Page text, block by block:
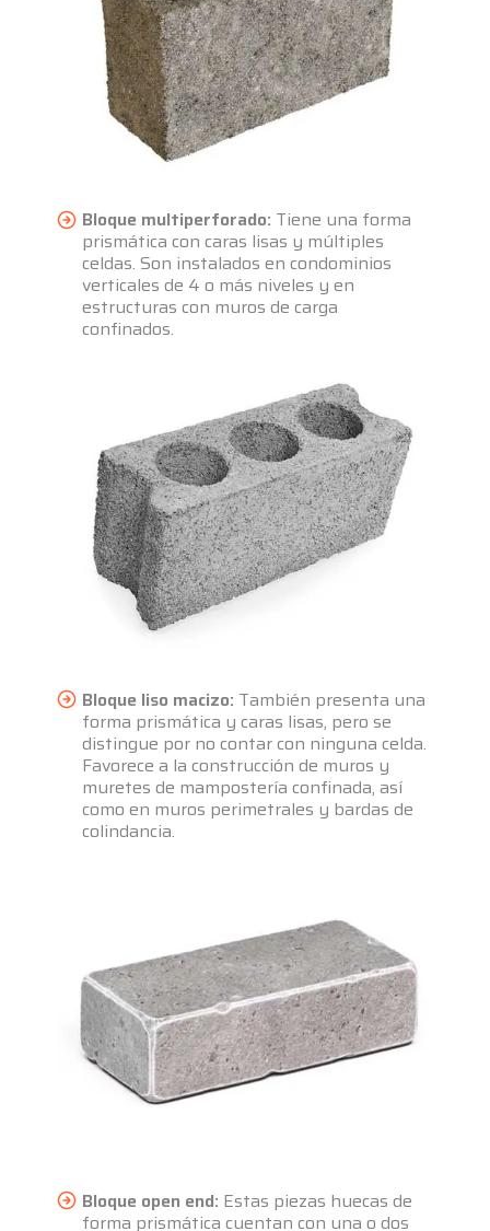
Bloque multiperforado: Tiene una forma
prismática con caras lisas y múltiples
celdas. Son instalados en condominios
verticales de 4 o más niveles y en
estructuras con muros de carga
confinados.
Bloque liso macizo: También presenta una
forma prismática y caras lisas, pero se
distingue por no contar con ninguna celda.
Favorece a la construcción de muros y
muretes de mampostería confinada, así
como en muros perimetrales y bardas de
colindancia.
Bloque open end: Estas piezas huecas de
forma prismática cuentan con una o dos